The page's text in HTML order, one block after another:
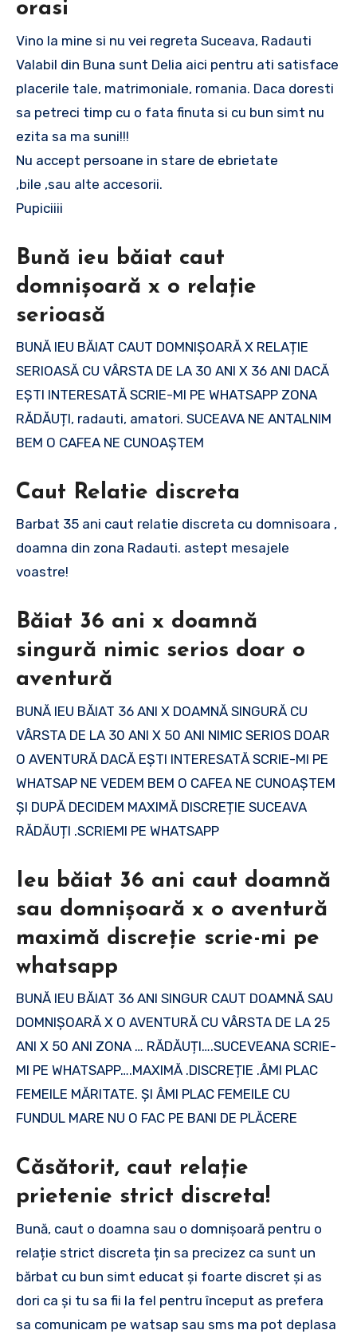
orasi
Vino la mine si nu vei regreta Suceava, Radauti
Valabil din Buna sunt Delia aici pentru ati satisface
placerile tale, matrimoniale, romania. Daca doresti
sa petreci timp cu o fata finuta si cu bun simt nu
ezita sa ma suni!!!
Nu accept persoane in stare de ebrietate
,bile ,sau alte accesorii.
Pupiciiii
Bună ieu băiat caut
domnișoară x o relație
serioasă
BUNĂ IEU BĂIAT CAUT DOMNIȘOARĂ X RELAȚIE
SERIOASĂ CU VÂRSTA DE LA 30 ANI X 36 ANI DACĂ
EȘTI INTERESATĂ SCRIE-MI PE WHATSAPP ZONA
RĂDĂUȚI, radauti, amatori. SUCEAVA NE ANTALNIM
BEM O CAFEA NE CUNOAȘTEM
Caut Relatie discreta
Barbat 35 ani caut relatie discreta cu domnisoara ,
doamna din zona Radauti. astept mesajele
voastre!
Băiat 36 ani x doamnă
singură nimic serios doar o
aventură
BUNĂ IEU BĂIAT 36 ANI X DOAMNĂ SINGURĂ CU
VÂRSTA DE LA 30 ANI X 50 ANI NIMIC SERIOS DOAR
O AVENTURĂ DACĂ EȘTI INTERESATĂ SCRIE-MI PE
WHATSAP NE VEDEM BEM O CAFEA NE CUNOAȘTEM
ȘI DUPĂ DECIDEM MAXIMĂ DISCREȚIE SUCEAVA
RĂDĂUȚI .SCRIEMI PE WHATSAPP
Ieu băiat 36 ani caut doamnă
sau domnișoară x o aventură
maximă discreție scrie-mi pe
whatsapp
BUNĂ IEU BĂIAT 36 ANI SINGUR CAUT DOAMNĂ SAU
DOMNIȘOARĂ X O AVENTURĂ CU VÂRSTA DE LA 25
ANI X 50 ANI ZONA … RĂDĂUȚI….SUCEVEANA SCRIE-
MI PE WHATSAPP….MAXIMĂ .DISCREȚIE .ÂMI PLAC
FEMEILE MĂRITATE. ȘI ÂMI PLAC FEMEILE CU
FUNDUL MARE NU O FAC PE BANI DE PLĂCERE
Căsătorit, caut relație
prietenie strict discreta!
Bună, caut o doamna sau o domnișoară pentru o
relație strict discreta țin sa precizez ca sunt un
bărbat cu bun simt educat și foarte discret și as
dori ca și tu sa fii la fel pentru început as prefera
sa comunicam pe watsap sau sms ma pot deplasa